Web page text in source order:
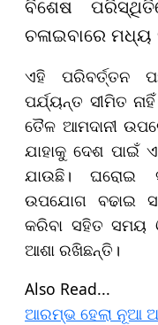
ବିଶେଷ
ଚଳାଇବାରେ ମଧ୍ୟ
ଏହି ପରିବର୍ତ୍ତନ
ପର୍ଯ୍ୟନ୍ତ ସୀମିତ
ତୈଳ ଆମଦାନୀ
ଯାହାକୁ ଦେଶ ପାଇଁ
ଯାଉଛି। ଘରୋଇ
ଉପଯୋଗ ବଢାଇ
କରିବା ସହିତ ସମୟ
ଆଶା ରଖିଛନ୍ତି।
Also Read...
​​​​​​​ଆରମ୍ଭ ହେଲା ନୂଆ